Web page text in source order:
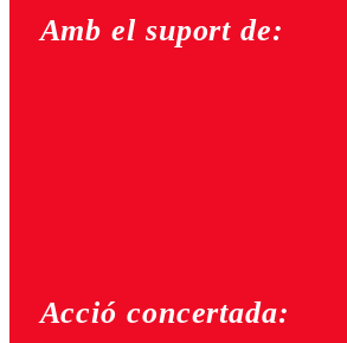
Amb el suport de:
Acció concertada: